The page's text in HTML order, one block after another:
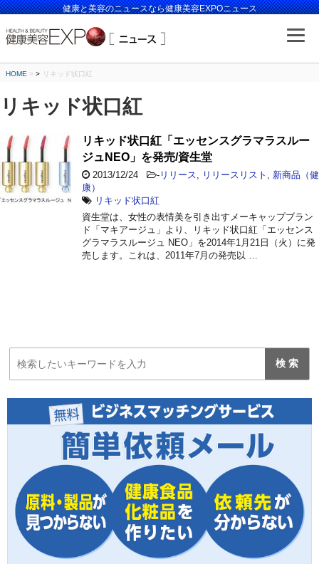
健康と美容のニュースなら健康美容EXPOニュース
HOME > リキッド状口紅
リキッド状口紅
リキッド状口紅「エッセンスグラマラスルー
ジュNEO」を発売/資生堂
2013/12/24 - リリース リリースリスト
新商品（健
康）
リキッド状口紅
資生堂は、女性の表情美を引き出すメーキャップブラン
ド「マキアージュ」より、リキッド状口紅「エッセンス
グラマラスルージュ NEO」を2014年1月21日（火）に発
売します。これは、2011年7月の発売以 …